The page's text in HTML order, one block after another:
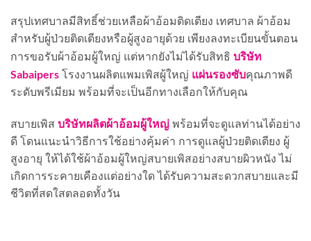
สรุปเทศบาลมีสิทธิ์ช่วยเหลือผ้าอ้อมติดเตียง เทศบาล ผ้าอ้อม
สำหรับผู้ป่วยติดเตียงหรือผู้สูงอายุด้วย เพียงลงทะเบียนขั้นตอน
การขอรับผ้าอ้อมผู้ใหญ่ แต่หากยังไม่ได้รับสิทธิ บริษัท
Sabaipers โรงงานผลิตแพมเพิสผู้ใหญ่ แผ่นรองซับคุณภาพดี
ระดับพรีเมียม พร้อมที่จะเป็นอีกทางเลือกให้กับคุณ
สบายเพิส บริษัทผลิตผ้าอ้อมผู้ใหญ่ พร้อมที่จะดูแลท่านได้อย่าง
ดี โดนแนะนำวิธีการใช้อย่างคุ้มค่า การดูแลผู้ป่วยติดเตียง ผู้
สูงอายุ ให้ได้ใช้ผ้าอ้อมผู้ใหญ่สบายเพิสอย่างสบายผิวหนัง ไม่
เกิดการระคายเคืองแต่อย่างใด ได้รับความสะดวกสบายและมี
ชีวิตที่สดใสตลอดทั้งวัน